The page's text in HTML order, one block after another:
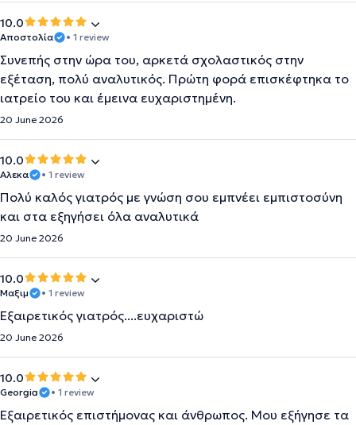
10.0
Αποστολία • 1 review
Συνεπής στην ώρα του, αρκετά σχολαστικός στην
εξέταση, πολύ αναλυτικός. Πρώτη φορά επισκέφτηκα το
ιατρείο του και έμεινα ευχαριστημένη.
20 June 2026
10.0
Αλεκα • 1 review
Πολύ καλός γιατρός με γνώση σου εμπνέει εμπιστοσύνη
και στα εξηγήσει όλα αναλυτικά
20 June 2026
10.0
Μαξιμ • 1 review
Εξαιρετικός γιατρός....ευχαριστώ
20 June 2026
10.0
Georgia • 1 review
Εξαιρετικός επιστήμονας και άνθρωπος. Μου εξήγησε τα